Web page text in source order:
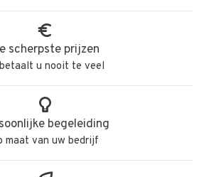
scherpste prijzen
u nooit te veel
begeleiding
maat van uw bedrijf